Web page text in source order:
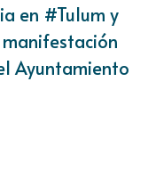
en #Tulum y
Ayuntamiento